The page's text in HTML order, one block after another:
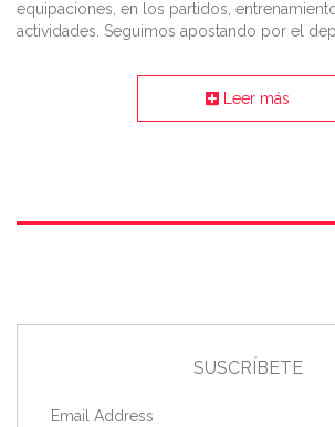
equipaciones, en los partidos,
actividades. Seguimos apostando por el
Leer más
SUSCRÍBETE
Email Address